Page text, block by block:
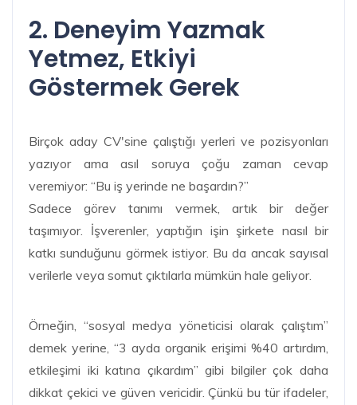
2. Deneyim Yazmak
Yetmez, Etkiyi
Göstermek Gerek
Birçok aday CV'sine çalıştığı yerleri ve pozisyonları
yazıyor ama asıl soruya çoğu zaman cevap
veremiyor: “Bu iş yerinde ne başardın?”
Sadece görev tanımı vermek, artık bir değer
taşımıyor. İşverenler, yaptığın işin şirkete nasıl bir
katkı sunduğunu görmek istiyor. Bu da ancak sayısal
verilerle veya somut çıktılarla mümkün hale geliyor.
Örneğin, “sosyal medya yöneticisi olarak çalıştım”
demek yerine, “3 ayda organik erişimi %40 artırdım,
etkileşimi iki katına çıkardım” gibi bilgiler çok daha
dikkat çekici ve güven vericidir. Çünkü bu tür ifadeler,